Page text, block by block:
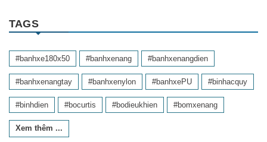
TAGS
#banhxe180x50 #banhxenang #banhxenangdien
#banhxenangtay #banhxenylon #banhxePU #binhacquy
#binhdien #bocurtis #bodieukhien #bomxenang
Xem thêm ...